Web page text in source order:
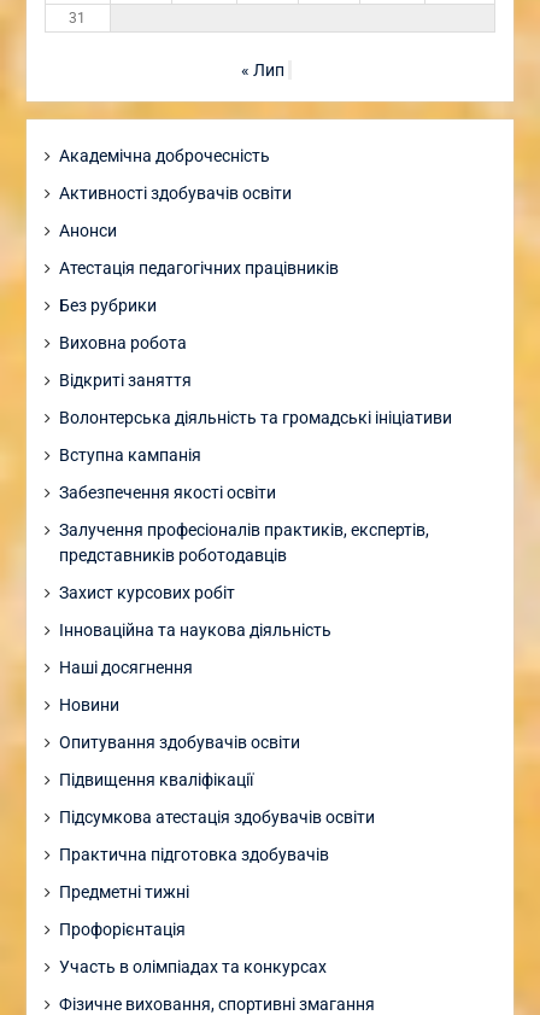
31
« Лип
Академічна доброчесність
Активності здобувачів освіти
Анонси
Атестація педагогічних працівників
Без рубрики
Виховна робота
Відкриті заняття
Волонтерська діяльність та громадські ініціативи
Вступна кампанія
Забезпечення якості освіти
Залучення професіоналів практиків, експертів,
представників роботодавців
Захист курсових робіт
Інноваційна та наукова діяльність
Наші досягнення
Новини
Опитування здобувачів освіти
Підвищення кваліфікації
Підсумкова атестація здобувачів освіти
Практична підготовка здобувачів
Предметні тижні
Профорієнтація
Участь в олімпіадах та конкурсах
Фізичне виховання, спортивні змагання